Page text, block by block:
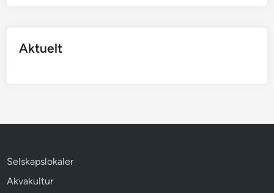
Aktuelt
Selskapslokaler
Akvakultur